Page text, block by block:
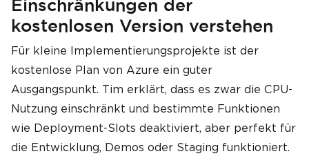
Einschränkungen der
kostenlosen Version verstehen
Für kleine Implementierungsprojekte ist der
kostenlose Plan von Azure ein guter
Ausgangspunkt. Tim erklärt, dass es zwar die CPU-
Nutzung einschränkt und bestimmte Funktionen
wie Deployment-Slots deaktiviert, aber perfekt für
die Entwicklung, Demos oder Staging funktioniert.